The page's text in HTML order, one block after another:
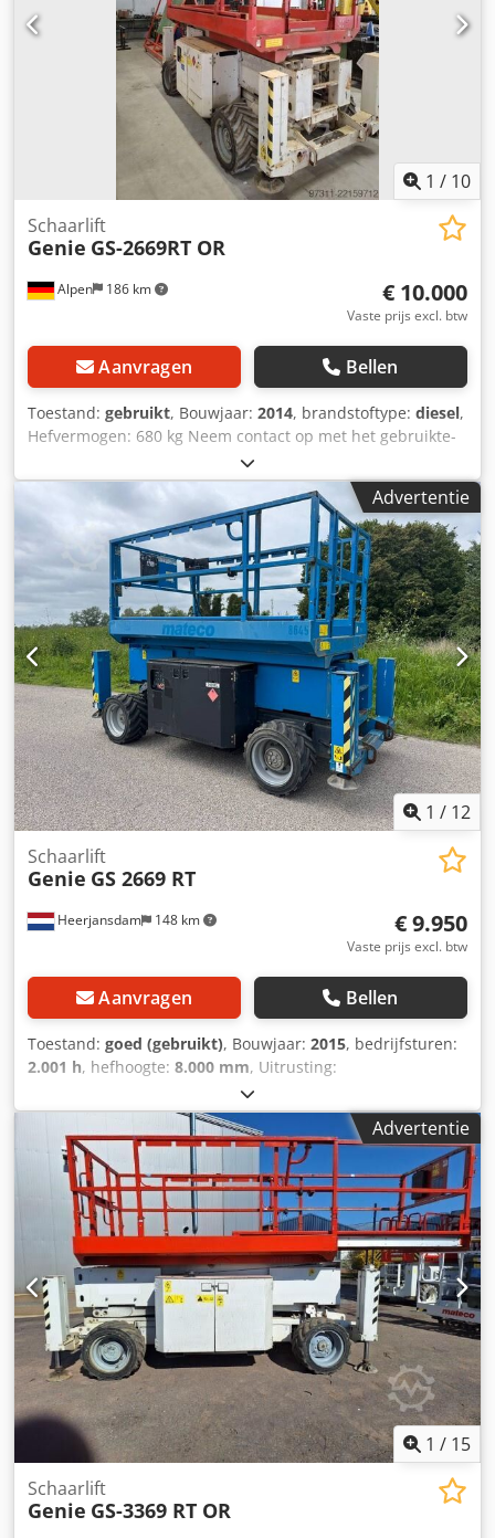
1 / 10
Alpen 186 km
Schaarlift
Genie GS-2669RT OR
€ 10.000
Vaste prijs excl. btw
Aanvragen Bellen
Toestand: gebruikt, Bouwjaar: 2014, brandstoftype: diesel,
Hefvermogen: 680 kg Neem contact op met het gebruikte-
machines-centrum voor meer informatie. Dedpjzfknaofx
Ab Dswa
Advertentie
1 / 12
Heerjansdam 148 km
Schaarlift
Genie GS 2669 RT
€ 9.950
Vaste prijs excl. btw
Aanvragen Bellen
Toestand: goed (gebruikt), Bouwjaar: 2015, bedrijfsturen:
2.001 h, hefhoogte: 8.000 mm, Uitrusting:
, Aandrijflijn Aandrijving: Wiel
Motormerk: Kubota Gewichten Leeggewicht: 3.800 kg
Functioneel Hefcapaciteit: 680 kg Werkhoogte: 1.000 cm
CE-markering: ja Onderhoud, geschiedenis en staat Aantal
eigenaars: 2 Technische staat: goed Optische staat: goed
Aanvullende informatie Emissieklasse: Stage IIIB / Tier IV
interim Dwsdpfszrrydex Ab Doa Leveringsvoorwaarden:
EXW Laatste inspectie: 2026-08-04 Type terrein: oneffen
terrein Aanvullende informatie Neem contact op met
Martyn Joosse voor meer informatie.
Advertentie
1 / 15
Schaarlift
Genie GS-3369 RT OR